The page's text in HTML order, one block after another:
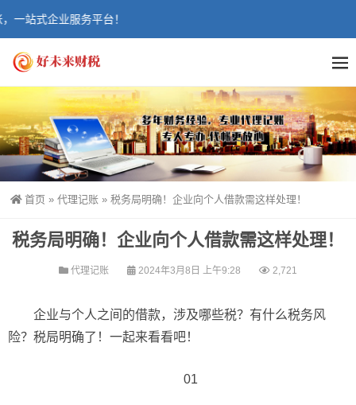
站式企业服务平台！
首页 » 代理记账 » 税务局明确！企业向个人借款需这样处理！
税务局明确！企业向个人借款需这样处理！
代理记账 2024年3月8日 上午9:28 2,721
企业与个人之间的借款，涉及哪些税？有什么税务风
险？税局明确了！一起来看看吧！
01